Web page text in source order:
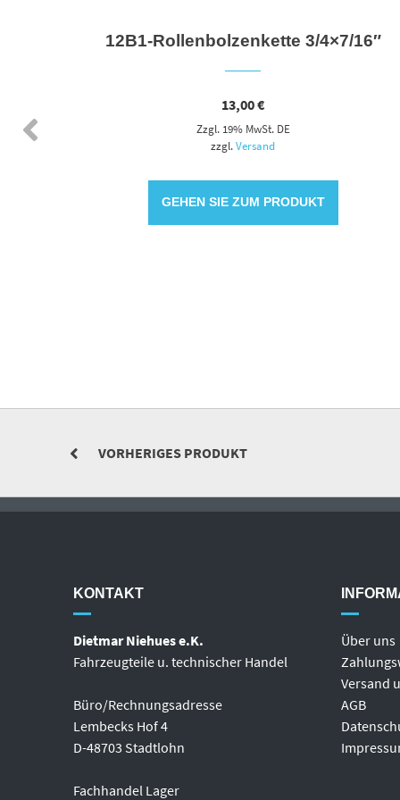
12B1-Rollenbolzenkette 3/4×7/16″
13,00€
Zzgl. 19% MwSt. DE
zzgl.Versand
GEHEN SIE ZUM PRODUKT
VORHERIGES PRODUKT
KONTAKT
Dietmar Niehues e.K.
Fahrzeugteile u. technischer Handel
Büro/Rechnungsadresse
Lembecks Hof 4
D-48703 Stadtlohn
Fachhandel Lager
Über uns
Versand
AGB